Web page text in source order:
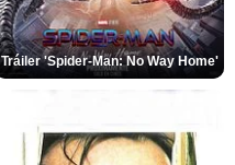
Tráiler 'Spider-Man: No Way Home'